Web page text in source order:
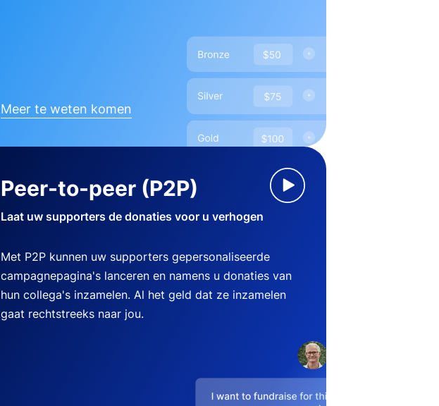
Meer te weten komen
Peer-to-peer (P2P)
Laat uw supporters de donaties voor u verhogen
Met P2P kunnen uw supporters gepersonaliseerde
campagnepagina's lanceren en namens u donaties van
hun collega's inzamelen. Al het geld dat ze inzamelen
gaat rechtstreeks naar jou.